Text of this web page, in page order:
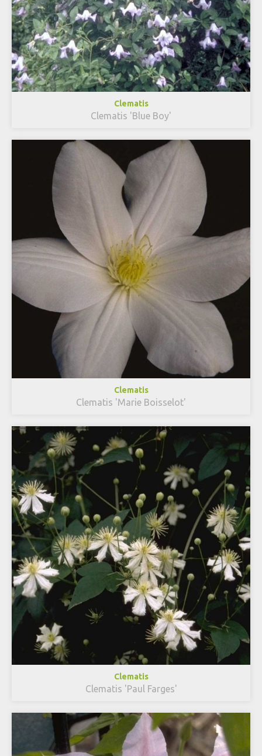
Clematis
Clematis 'Blue Boy'
Clematis
Clematis 'Marie Boisselot'
Clematis
Clematis 'Paul Farges'